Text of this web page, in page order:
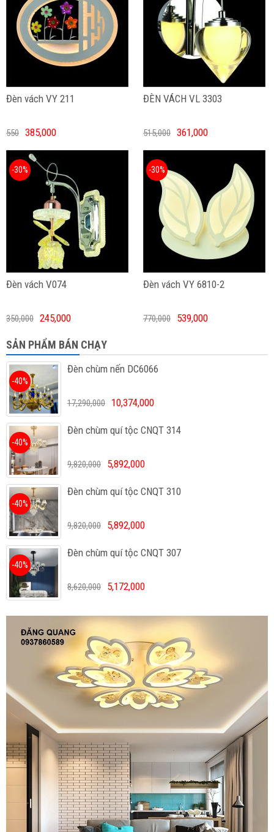
Đèn vách VY 211
550 385,000
ĐÈN VÁCH VL 3303
515,000 361,000
Đèn vách V074
-30%
350,000 245,000
Đèn vách VY 6810-2
-30%
770,000 539,000
SẢN PHẨM BÁN CHẠY
Đèn chùm nến DC6066
-40%
17,290,000 10,374,000
Đèn chùm quí tộc CNQT 314
-40%
9,820,000 5,892,000
Đèn chùm quí tộc CNQT 310
-40%
9,820,000 5,892,000
Đèn chùm quí tộc CNQT 307
-40%
8,620,000 5,172,000